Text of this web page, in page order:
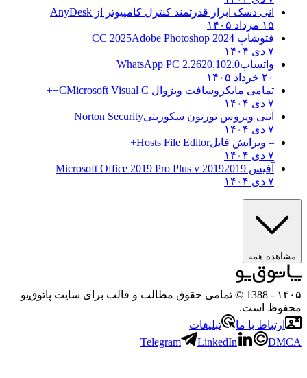
انی دسک ابزار قدرتمند کنترل کامپیوتر ازAnyDesk
فتوشاپ CC 2025Adobe Photoshop 2024
واتساپWhatsApp PC 2.2620.102.0
تمامی مایکروسافت ویژوال CMicrosoft Visual C++
آنتی ویروس نورتون سکوریتیNorton Security
– ویرایش فایلHosts File Editor+
آفیس 20192019 Microsoft Office 2019 Pro Plus v
همه
- 1388 © تمامی حقوق مطالب و قالب برای سایت پاتوق‌یو
است.
با ما
تبلیغات
Telegram
LinkedIn